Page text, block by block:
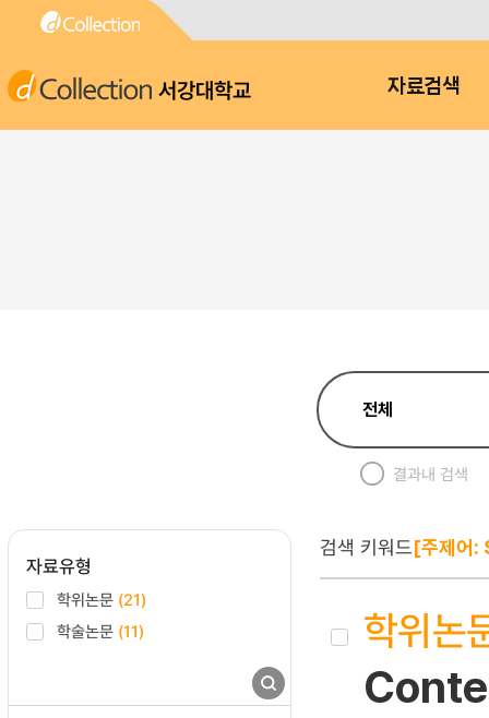
서강대학교 자료검색
결과내 검색
자료유형
학위논문 (21)
학술논문 (11)
검색 키워드[주제어
학위논